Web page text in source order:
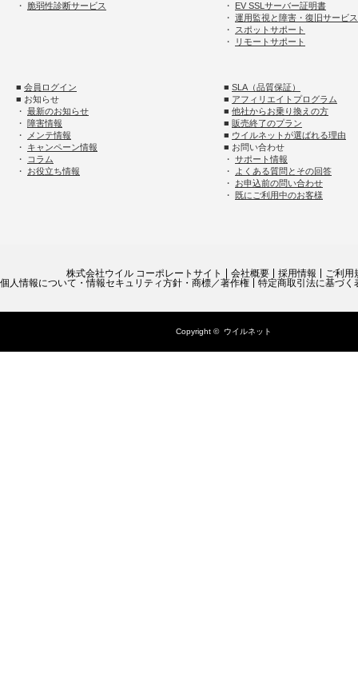
・ 脆弱性診断サービス ・ EV SSLサーバー証明書
・ 運用監視と障害・復旧サービス
・ スポットサポート
・
リモートサポート
■ 会員ログイン ■ SLA（品質保証）
■ お知らせ
■ アフィリエイトプログラム
・ 最新のお知らせ ■ 他社からお乗り換えの方
・ 障害情報 ■ 販売終了のプラン
・
メンテ情報 ■ ウイルネットが選ばれる理由
・ キャンペーン情報
■ お問い合わせ
・
コラム ・ サポート情報
・ お役立ち情報 ・
よくある質問とその回答
・ お申込前の問い合わせ
・ 既にご利用中のお客様
株式会社ウイル コーポレートサイト 会社概要 採用情報
ご利用
個人情報について・情報セキュリティ方針・商標／著作権
特定商取引法に基づく
Copyright © ウイルネット